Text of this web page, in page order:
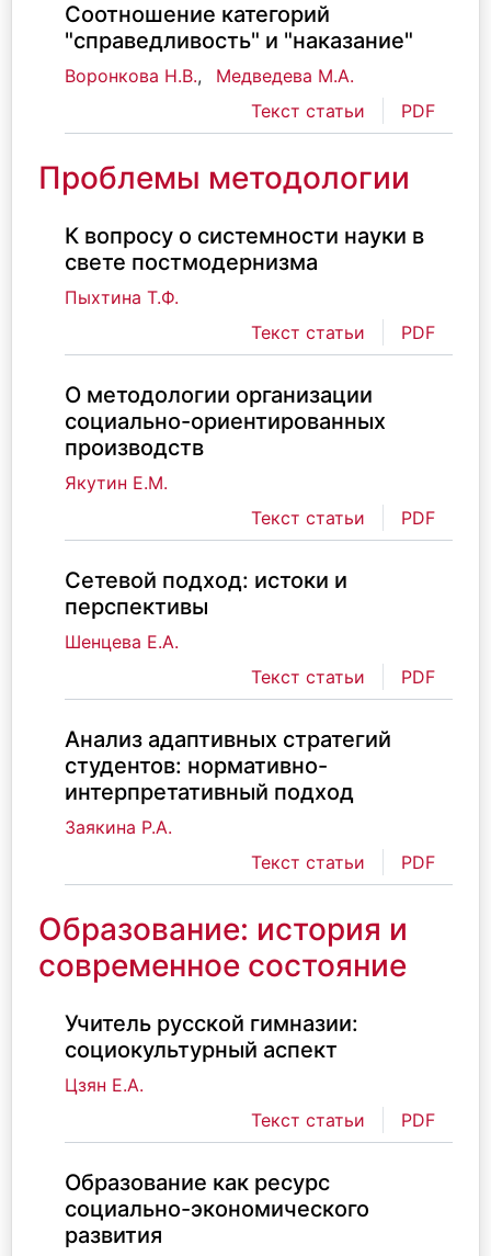
Соотношение категорий
"справедливость" и "наказание"
Воронкова Н.В.,
Медведева М.А.
Текст статьи
PDF
Проблемы методологии
К вопросу о системности науки в
свете постмодернизма
Пыхтина Т.Ф.
Текст статьи
PDF
О методологии организации
социально-ориентированных
производств
Якутин Е.М.
Текст статьи
PDF
Сетевой подход: истоки и
перспективы
Шенцева Е.А.
Текст статьи
PDF
Анализ адаптивных стратегий
студентов: нормативно-
интерпретативный подход
Заякина Р.А.
Текст статьи
PDF
Образование: история и
современное состояние
Учитель русской гимназии:
социокультурный аспект
Цзян Е.А.
Текст статьи
PDF
Образование как ресурс
социально-экономического
развития